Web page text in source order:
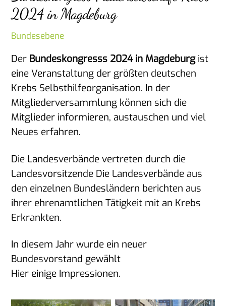
2024 in Magdeburg
Bundesebene
Der Bundeskongresss 2024 in Magdeburgist
eine Veranstaltung der größten deutschen
Krebs Selbsthilfeorganisation. In der
Mitgliederversammlung können sich die
Mitglieder informieren, austauschen und viel
Neues erfahren.
Die Landesverbände vertreten durch die
Landesvorsitzende Die Landesverbände aus
den einzelnen Bundesländern berichten aus
ihrer ehrenamtlichen Tätigkeit mit an Krebs
Erkrankten.
In diesem Jahr wurde ein neuer
Bundesvorstand gewählt
Hier einige Impressionen.